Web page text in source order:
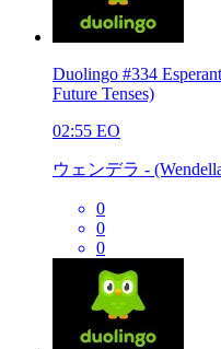
Duolingo #334
Future Tenses)
02:55 EO
ウェンデラ -
0
0
0